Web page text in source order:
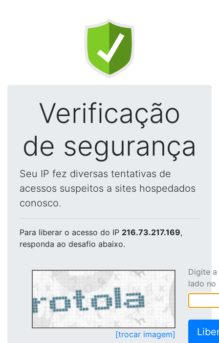
Verificação
de segurança
Seu IP fez diversas tentativas de
acessos suspeitos a sites hospedados
conosco.
Para liberar o acesso do IP 216.73.217.169,
responda ao desafio abaixo.
[trocar imagem]
Digite
lado no